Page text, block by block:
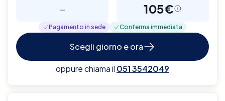
- 105€
Pagamento in sede Conferma immediata
Scegli giorno e ora
oppure chiama il 051 3542049